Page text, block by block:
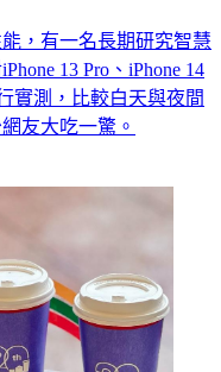
，有一名長期研究智慧
13 Pro、iPhone 14
實測，比較白天與夜間
友大吃一驚。